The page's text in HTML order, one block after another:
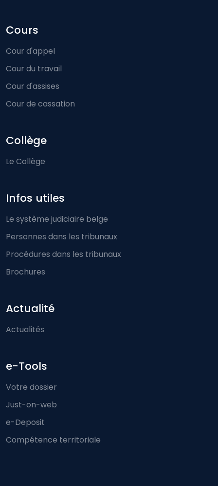
Cours
Cour d'appel
Cour du travail
Cour d'assises
Cour de cassation
Collège
Le Collège
Infos utiles
Le système judiciaire belge
Personnes dans les tribunaux
Procédures dans les tribunaux
Brochures
Actualité
Actualités
e-Tools
Votre dossier
Just-on-web
e-Deposit
Compétence territoriale